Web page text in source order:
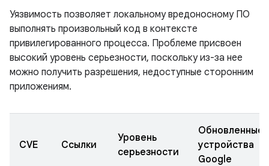
Уязвимость позволяет локальному вредоносному ПО
выполнять произвольный код в контексте
привилегированного процесса. Проблеме присвоен
высокий уровень серьезности, поскольку из-за нее
можно получить разрешения, недоступные сторонним
приложениям.
CVE Ссылки
Уровень
серьезности
Обновленные
устройства
Google